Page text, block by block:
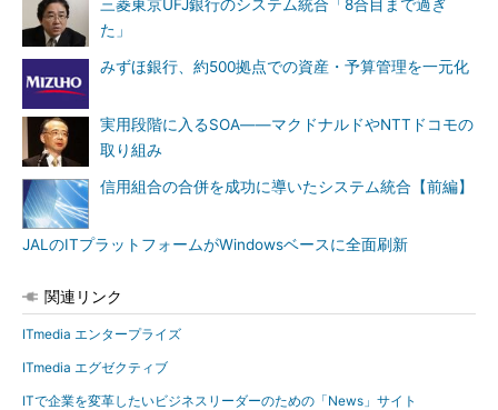
三菱東京UFJ銀行のシステム統合「8合目まで過ぎ
た」
みずほ銀行、約500拠点での資産・予算管理を一元化
実用段階に入るSOA――マクドナルドやNTTドコモの
取り組み
信用組合の合併を成功に導いたシステム統合【前編】
JALのITプラットフォームがWindowsベースに全面刷新
関連リンク
ITmedia エンタープライズ
ITmedia エグゼクティブ
ITで企業を変革したいビジネスリーダーのための「News」サイト